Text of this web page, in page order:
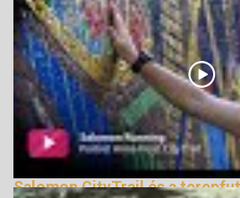
150170 Nézetek
Salomon CityTrail és a